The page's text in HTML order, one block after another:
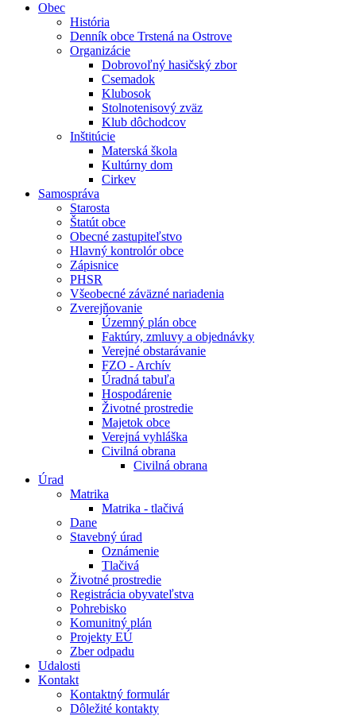
Obec
História
Denník obce Trstená na Ostrove
Organizácie
Dobrovoľný hasičský zbor
Csemadok
Klubosok
Stolnotenisový zväz
Klub dôchodcov
Inštitúcie
Materská škola
Kultúrny dom
Cirkev
Samospráva
Starosta
Štatút obce
Obecné zastupiteľstvo
Hlavný kontrolór obce
Zápisnice
PHSR
Všeobecné záväzné nariadenia
Zverejňovanie
Územný plán obce
Faktúry, zmluvy a objednávky
Verejné obstarávanie
FZO - Archív
Úradná tabuľa
Hospodárenie
Životné prostredie
Majetok obce
Verejná vyhláška
Civilná obrana
Civilná obrana
Úrad
Matrika
Matrika - tlačivá
Dane
Stavebný úrad
Oznámenie
Tlačivá
Životné prostredie
Registrácia obyvateľstva
Pohrebisko
Komunitný plán
Projekty EÚ
Zber odpadu
Udalosti
Kontakt
Kontaktný formulár
Dôležité kontakty